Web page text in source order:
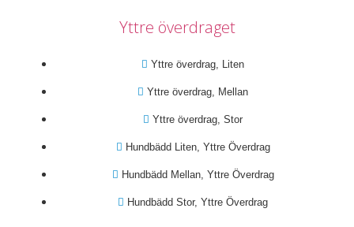
Yttre överdraget
Yttre överdrag, Liten
Yttre överdrag, Mellan
Yttre överdrag, Stor
Hundbädd Liten, Yttre Överdrag
Hundbädd Mellan, Yttre Överdrag
Hundbädd Stor, Yttre Överdrag